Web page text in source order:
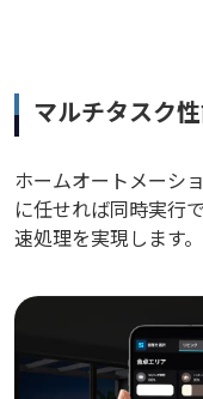
マルチタスク
ホームオートメーシ
に任せれば同時実行
速処理を実現します。